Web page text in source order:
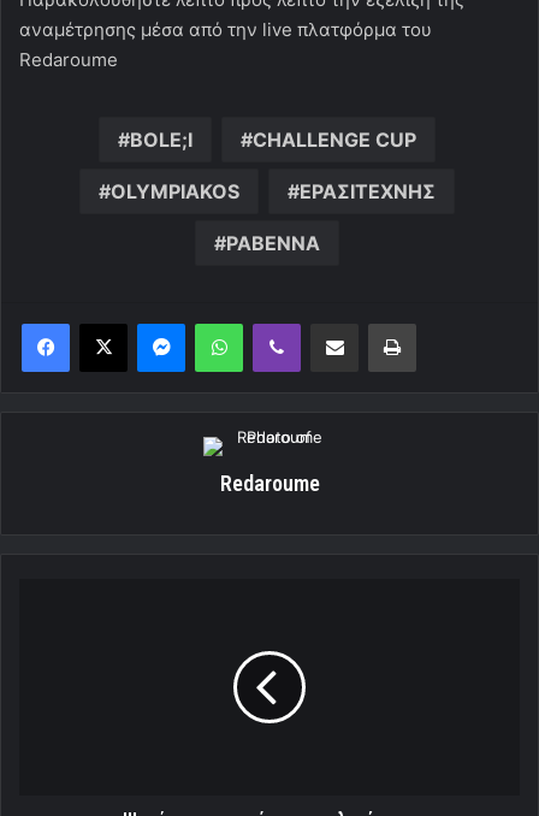
αναμέτρησης μέσα από την live πλατφόρμα του
Redaroume
BOLE;I CHALLENGE CUP
OLYMPIAKOS ΕΡΑΣΙΤΕΧΝΗΣ
ΡΑΒΕΝΝΑ
MessengerWhatsAppViber Κοινοποίηση μέσω ηλεκτρονικού ταχυδρομείουΕκτύπωση
Redaroume